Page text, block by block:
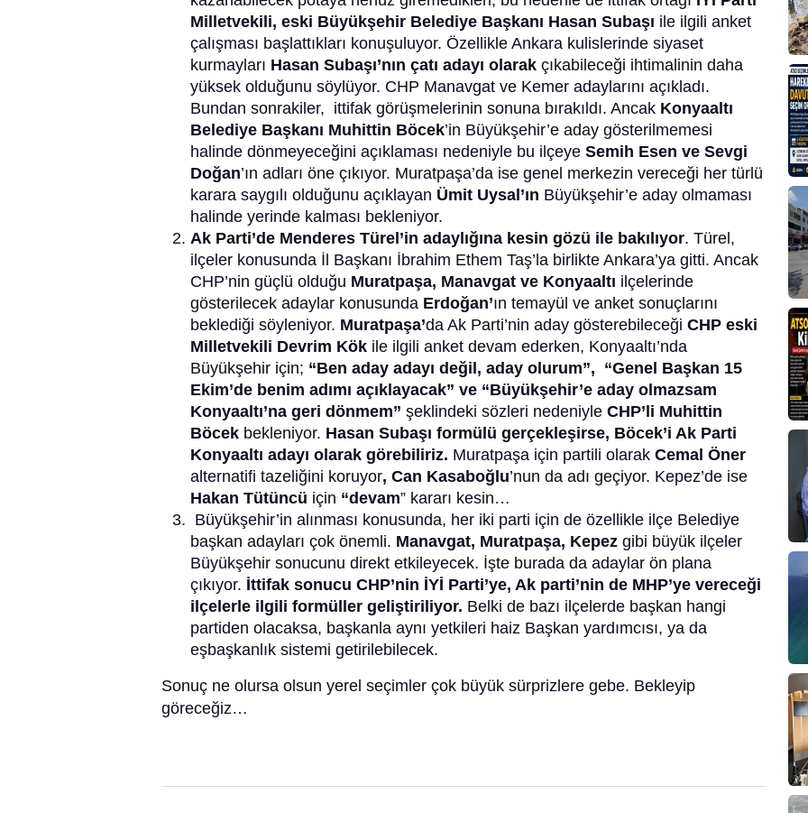
Milletvekili, eski Büyükşehir Belediye Başkanı Hasan Subaşı ile ilgili anket
çalışması başlattıkları konuşuluyor. Özellikle Ankara kulislerinde siyaset
kurmayları Hasan Subaşı’nın çatı adayı olarak çıkabileceği ihtimalinin daha
yüksek olduğunu söylüyor. CHP Manavgat ve Kemer adaylarını açıkladı.
Bundan sonrakiler, ittifak görüşmelerinin sonuna bırakıldı. Ancak Konyaaltı
Belediye Başkanı Muhittin Böcek’in Büyükşehir’e aday gösterilmemesi
halinde dönmeyeceğini açıklaması nedeniyle bu ilçeye Semih Esen ve Sevgi
Doğan’ın adları öne çıkıyor. Muratpaşa’da ise genel merkezin vereceği her türlü
karara saygılı olduğunu açıklayan Ümit Uysal’ın Büyükşehir’e aday olmaması
halinde yerinde kalması bekleniyor.
Ak Parti’de Menderes Türel’in adaylığına kesin gözü ile bakılıyor. Türel,
ilçeler konusunda İl Başkanı İbrahim Ethem Taş’la birlikte Ankara’ya gitti. Ancak
CHP’nin güçlü olduğu Muratpaşa, Manavgat ve Konyaaltı ilçelerinde
gösterilecek adaylar konusunda Erdoğan’ın temayül ve anket sonuçlarını
beklediği söyleniyor. Muratpaşa’da Ak Parti’nin aday gösterebileceği CHP eski
Milletvekili Devrim Kök ile ilgili anket devam ederken, Konyaaltı’nda
Büyükşehir için; “Ben aday adayı değil, aday olurum”, “Genel Başkan 15
Ekim’de benim adımı açıklayacak” ve “Büyükşehir’e aday olmazsam
Konyaaltı’na geri dönmem” şeklindeki sözleri nedeniyle CHP’li Muhittin
Böcek bekleniyor. Hasan Subaşı formülü gerçekleşirse, Böcek’i Ak Parti
Konyaaltı adayı olarak görebiliriz. Muratpaşa için partili olarak Cemal Öner
alternatifi tazeliğini koruyor, Can Kasaboğlu’nun da adı geçiyor. Kepez’de ise
Hakan Tütüncü için “devam” kararı kesin…
Büyükşehir’in alınması konusunda, her iki parti için de özellikle ilçe Belediye
başkan adayları çok önemli. Manavgat, Muratpaşa, Kepez gibi büyük ilçeler
Büyükşehir sonucunu direkt etkileyecek. İşte burada da adaylar ön plana
çıkıyor. İttifak sonucu CHP’nin İYİ Parti’ye, Ak parti’nin de MHP’ye vereceği
ilçelerle ilgili formüller geliştiriliyor. Belki de bazı ilçelerde başkan hangi
partiden olacaksa, başkanla aynı yetkileri haiz Başkan yardımcısı, ya da
eşbaşkanlık sistemi getirilebilecek.
Sonuç ne olursa olsun yerel seçimler çok büyük sürprizlere gebe. Bekleyip
göreceğiz…